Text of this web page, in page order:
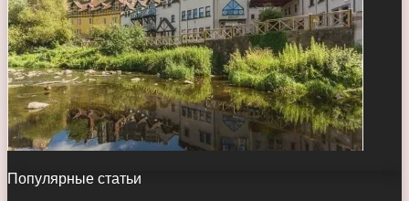
Популярные статьи